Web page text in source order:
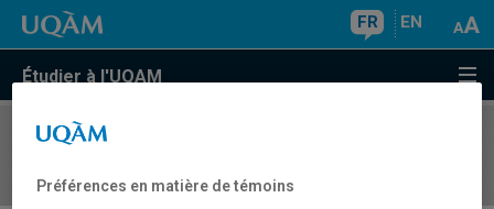
FR EN
Étudier à l'UQAM
COURS//
Préférences en matière de témoins